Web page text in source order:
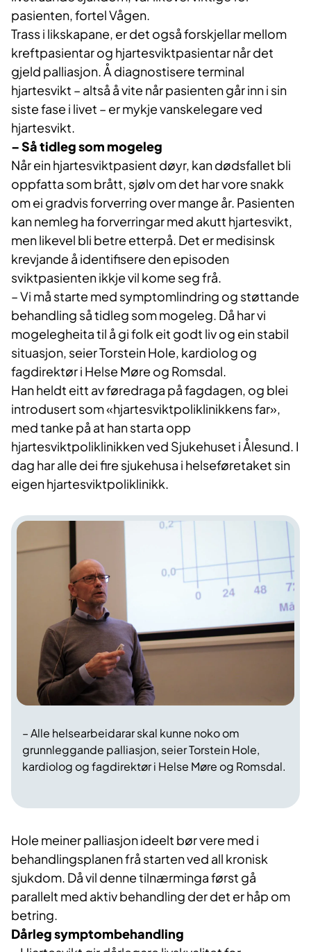
pasienten, fortel Vågen.
Trass i likskapane, er det også forskjellar mellom
kreftpasientar og hjartesviktpasientar når det
gjeld palliasjon. Å diagnostisere terminal
hjartesvikt – altså å vite når pasienten går inn i sin
siste fase i livet – er mykje vanskelegare ved
hjartesvikt.
– Så tidleg som mogeleg
Når ein hjartesviktpasient døyr, kan dødsfallet bli
oppfatta som brått, sjølv om det har vore snakk
om ei gradvis forverring over mange år. Pasienten
kan nemleg ha forverringar med akutt hjartesvikt,
men likevel bli betre etterpå. Det er medisinsk
krevjande å identifisere den episoden
sviktpasienten ikkje vil kome seg frå.
– Vi må starte med symptomlindring og støttande
behandling så tidleg som mogeleg. Då har vi
mogelegheita til å gi folk eit godt liv og ein stabil
situasjon, seier Torstein Hole, kardiolog og
fagdirektør i Helse Møre og Romsdal.
Han heldt eitt av føredraga på fagdagen, og blei
introdusert som «hjartesviktpoliklinikkens far»,
med tanke på at han starta opp
hjartesviktpoliklinikken ved Sjukehuset i Ålesund. I
dag har alle dei fire sjukehusa i helseføretaket sin
eigen hjartesviktpoliklinikk.
– Alle helsearbeidarar skal kunne noko om
grunnleggande palliasjon, seier Torstein Hole,
kardiolog og fagdirektør i Helse Møre og Romsdal.
Hole meiner palliasjon ideelt bør vere med i
behandlingsplanen frå starten ved all kronisk
sjukdom. Då vil denne tilnærminga først gå
parallelt med aktiv behandling der det er håp om
betring.
Dårleg symptombehandling